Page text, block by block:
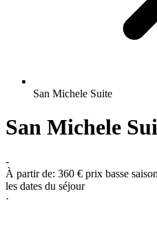
San Michele Suite
San Michele
-
À partir de: 360 € prix basse
les dates du séjour
·